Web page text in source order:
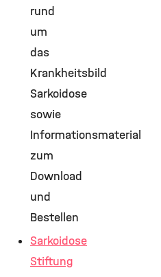
rund
um
das
Krankheitsbild
Sarkoidose
sowie
Informationsmaterial
zum
Download
und
Bestellen
Sarkoidose
Stiftung